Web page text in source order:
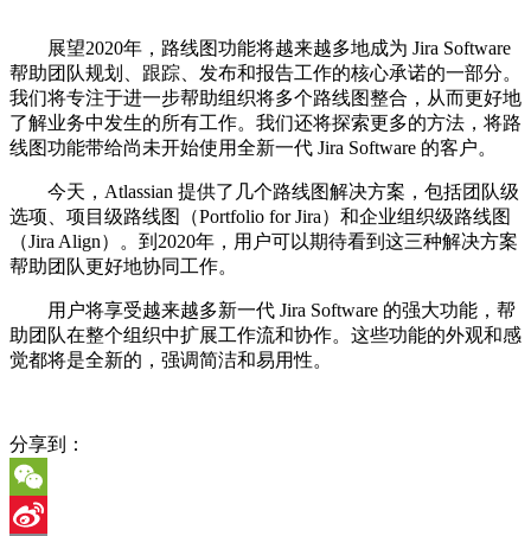
展望2020年，路线图功能将越来越多地成为 Jira Software
帮助团队规划、跟踪、发布和报告工作的核心承诺的一部分。
我们将专注于进一步帮助组织将多个路线图整合，从而更好地
了解业务中发生的所有工作。我们还将探索更多的方法，将路
线图功能带给尚未开始使用全新一代 Jira Software 的客户。
今天，Atlassian 提供了几个路线图解决方案，包括团队级
选项、项目级路线图（Portfolio for Jira）和企业组织级路线图
（Jira Align）。到2020年，用户可以期待看到这三种解决方案
帮助团队更好地协同工作。
用户将享受越来越多新一代 Jira Software 的强大功能，帮
助团队在整个组织中扩展工作流和协作。这些功能的外观和感
觉都将是全新的，强调简洁和易用性。
分享到：
WeChat